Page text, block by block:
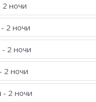
2 ночи
- 2 ночи
- 2 ночи
- 2 ночи
- 2 ночи